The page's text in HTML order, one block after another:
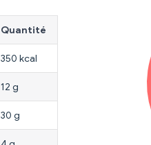
Quantité
350 kcal
12 g
30 g